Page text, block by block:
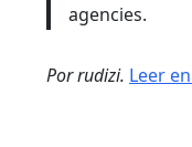
agencies.
Por rudizi. Leer